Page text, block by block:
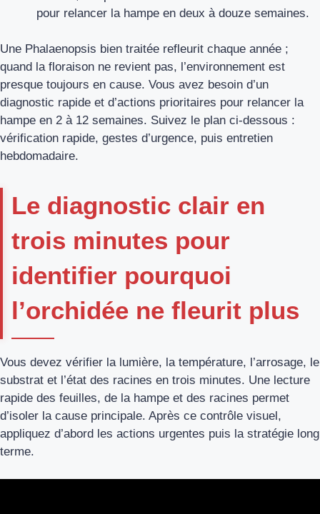
pour relancer la hampe en deux à douze semaines.
Une Phalaenopsis bien traitée refleurit chaque année ;
quand la floraison ne revient pas, l’environnement est
presque toujours en cause. Vous avez besoin d’un
diagnostic rapide et d’actions prioritaires pour relancer la
hampe en 2 à 12 semaines. Suivez le plan ci‑dessous :
vérification rapide, gestes d’urgence, puis entretien
hebdomadaire.
Le diagnostic clair en
trois minutes pour
identifier pourquoi
l’orchidée ne fleurit plus
Vous devez vérifier la lumière, la température, l’arrosage, le
substrat et l’état des racines en trois minutes. Une lecture
rapide des feuilles, de la hampe et des racines permet
d’isoler la cause principale. Après ce contrôle visuel,
appliquez d’abord les actions urgentes puis la stratégie long
terme.